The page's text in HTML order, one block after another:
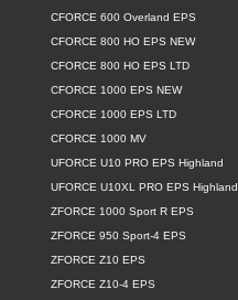
CFORCE 600 Overland EPS
CFORCE 800 HO EPS NEW
CFORCE 800 HO EPS LTD
CFORCE 1000 EPS NEW
CFORCE 1000 EPS LTD
CFORCE 1000 MV
UFORCE U10 PRO EPS Highland
UFORCE U10XL PRO EPS Highland
ZFORCE 1000 Sport R EPS
ZFORCE 950 Sport-4 EPS
ZFORCE Z10 EPS
ZFORCE Z10-4 EPS